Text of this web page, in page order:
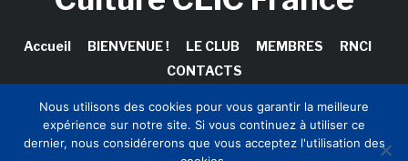
Accueil BIENVENUE ! LE CLUB MEMBRES
RNCI
CONTACTS
Copyright © 2026 Club Innovation & Culture CLIC France /
Nous utilisons des cookies pour vous garantir la meilleure
expérience sur notre site. Si vous continuez à utiliser ce
dernier, nous considérerons que vous acceptez l'utilisation des